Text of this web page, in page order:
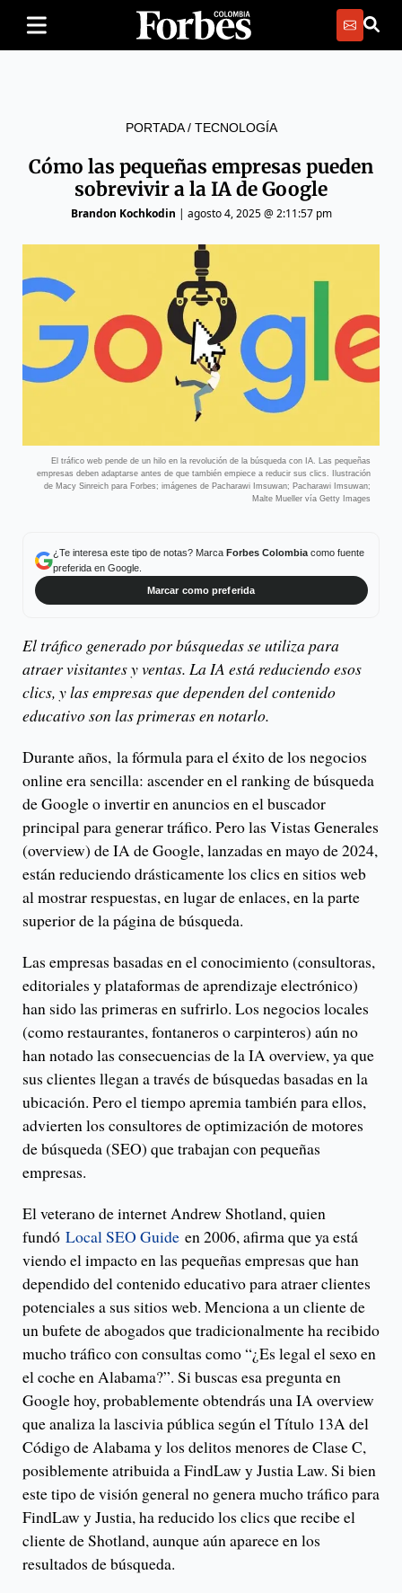
PORTADA/ TECNOLOGÍA
Cómo las pequeñas empresas pueden
sobrevivir a la IA de Google
Brandon Kochkodin | agosto 4, 2025 @ 2:11:57 pm
El tráfico web pende de un hilo en la revolución de la búsqueda con IA. Las pequeñas
empresas deben adaptarse antes de que también empiece a reducir sus clics. Ilustración
de Macy Sinreich para Forbes; imágenes de Pacharawi Imsuwan; Pacharawi Imsuwan;
Malte Mueller vía Getty Images
¿Te interesa este tipo de notas? Marca Forbes Colombiacomo fuente
preferida en Google.
Marcar como preferida
El tráfico generado por búsquedas se utiliza para
atraer visitantes y ventas. La IA está reduciendo esos
clics, y las empresas que dependen del contenido
educativo son las primeras en notarlo.
Durante años, la fórmula para el éxito de los negocios
online era sencilla: ascender en el ranking de búsqueda
de Google o invertir en anuncios en el buscador
principal para generar tráfico. Pero las Vistas Generales
(overview) de IA de Google, lanzadas en mayo de 2024,
están reduciendo drásticamente los clics en sitios web
al mostrar respuestas, en lugar de enlaces, en la parte
superior de la página de búsqueda.
Las empresas basadas en el conocimiento (consultoras,
editoriales y plataformas de aprendizaje electrónico)
han sido las primeras en sufrirlo. Los negocios locales
(como restaurantes, fontaneros o carpinteros) aún no
han notado las consecuencias de la IA overview, ya que
sus clientes llegan a través de búsquedas basadas en la
ubicación. Pero el tiempo apremia también para ellos,
advierten los consultores de optimización de motores
de búsqueda (SEO) que trabajan con pequeñas
empresas.
El veterano de internet Andrew Shotland, quien
fundó Local SEO Guide en 2006, afirma que ya está
viendo el impacto en las pequeñas empresas que han
dependido del contenido educativo para atraer clientes
potenciales a sus sitios web. Menciona a un cliente de
un bufete de abogados que tradicionalmente ha recibido
mucho tráfico con consultas como “¿Es legal el sexo en
el coche en Alabama?”. Si buscas esa pregunta en
Google hoy, probablemente obtendrás una IA overview
que analiza la lascivia pública según el Título 13A del
Código de Alabama y los delitos menores de Clase C,
posiblemente atribuida a FindLaw y Justia Law. Si bien
este tipo de visión general no genera mucho tráfico para
FindLaw y Justia, ha reducido los clics que recibe el
cliente de Shotland, aunque aún aparece en los
resultados de búsqueda.